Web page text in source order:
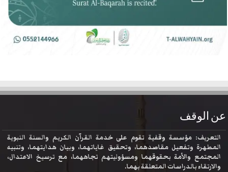
عن الوقف
التعريف: مؤسسة وقفية تقوم على خدمة القرآن الكريم والسنة النبوية
المطهرة وتفعيل مقاصدهما، وتحقيق غاياتهما، وبيان هدايتهما، وتنبيه
المجتمع والأمة بحقوقهما ومسؤوليتهم تجاههما، مع ترسيخ الاعتدال،
والارتقاء بالدراسات المتعلقة بهما.